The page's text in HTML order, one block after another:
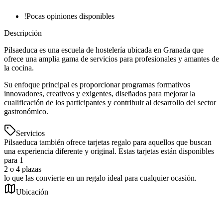
!Pocas opiniones disponibles
Descripción
Pilsaeduca es una escuela de hostelería ubicada en Granada que
ofrece una amplia gama de servicios para profesionales y amantes de
la cocina.
Su enfoque principal es proporcionar programas formativos
innovadores, creativos y exigentes, diseñados para mejorar la
cualificación de los participantes y contribuir al desarrollo del sector
gastronómico.
Servicios
Pilsaeduca también ofrece tarjetas regalo para aquellos que buscan
una experiencia diferente y original. Estas tarjetas están disponibles
para 1
2 o 4 plazas
lo que las convierte en un regalo ideal para cualquier ocasión.
Ubicación